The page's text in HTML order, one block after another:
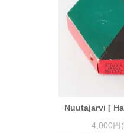
Nuutajarvi [
4,000円